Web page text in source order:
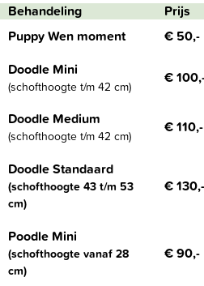
Behandeling Prijs
Puppy Wen moment
€ 50,-
Doodle Mini
(schofthoogte t/m 42 cm) €
Doodle Medium
(schofthoogte t/m 42 cm) € 110,-
Doodle Standaard
(schofthoogte 43 t/m 53
cm)
€ 130,-
Poodle Mini
(schofthoogte vanaf 28
cm)
€ 90,-